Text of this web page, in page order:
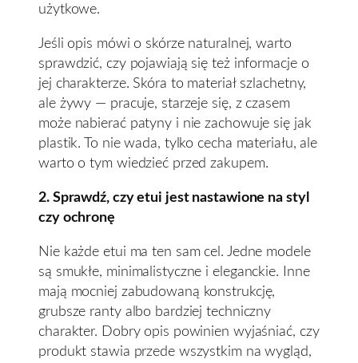
użytkowe.
Jeśli opis mówi o skórze naturalnej, warto
sprawdzić, czy pojawiają się też informacje o
jej charakterze. Skóra to materiał szlachetny,
ale żywy — pracuje, starzeje się, z czasem
może nabierać patyny i nie zachowuje się jak
plastik. To nie wada, tylko cecha materiału, ale
warto o tym wiedzieć przed zakupem.
2. Sprawdź, czy etui jest nastawione na styl
czy ochronę
Nie każde etui ma ten sam cel. Jedne modele
są smukłe, minimalistyczne i eleganckie. Inne
mają mocniej zabudowaną konstrukcję,
grubsze ranty albo bardziej techniczny
charakter. Dobry opis powinien wyjaśniać, czy
produkt stawia przede wszystkim na wygląd,